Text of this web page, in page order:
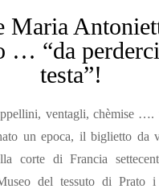
Maria
… “da
testa”!
ventagli, chèmise ….
un epoca, il biglietto da
corte di Francia
del tessuto di Prato i